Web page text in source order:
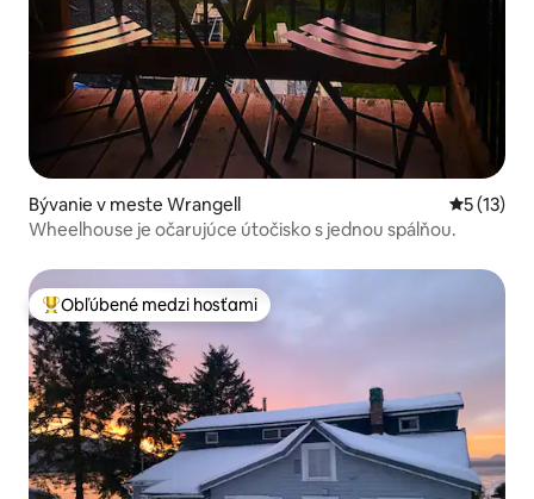
Bývanie v meste Wrangell
5 (13)
Wheelhouse je očarujúce útočisko s jednou spálňou.
Najobľúbenejšie medzi hosťami
Obľúbené medzi hosťami